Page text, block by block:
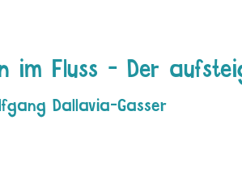
im Fluss - Der
Dallavia-Gasser